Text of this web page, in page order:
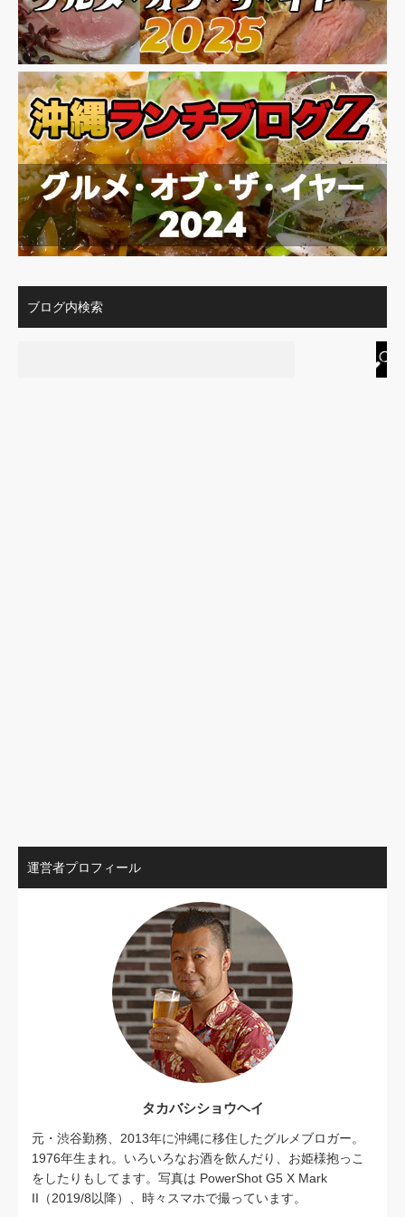
ブログ内検索
運営者プロフィール
タカバシショウヘイ
元・渋谷勤務、2013年に沖縄に移住したグルメブロガー。
1976年生まれ。いろいろなお酒を飲んだり、お姫様抱っこ
をしたりもしてます。写真は PowerShot G5 X Mark
II（2019/8以降）、時々スマホで撮っています。